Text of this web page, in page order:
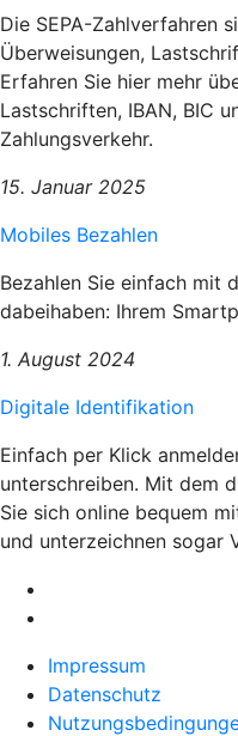
Die SEPA-Zahlverfahren
Überweisungen,
Erfahren Sie hier mehr
Lastschriften, IBAN, BIC
Zahlungsverkehr.
15. Januar 2025
Mobiles Bezahlen
Bezahlen Sie einfach mit
dabeihaben: Ihrem
1. August 2024
Digitale Identifikation
Einfach per Klick
unterschreiben. Mit dem
Sie sich online bequem
und unterzeichnen sogar
Impressum
Datenschutz